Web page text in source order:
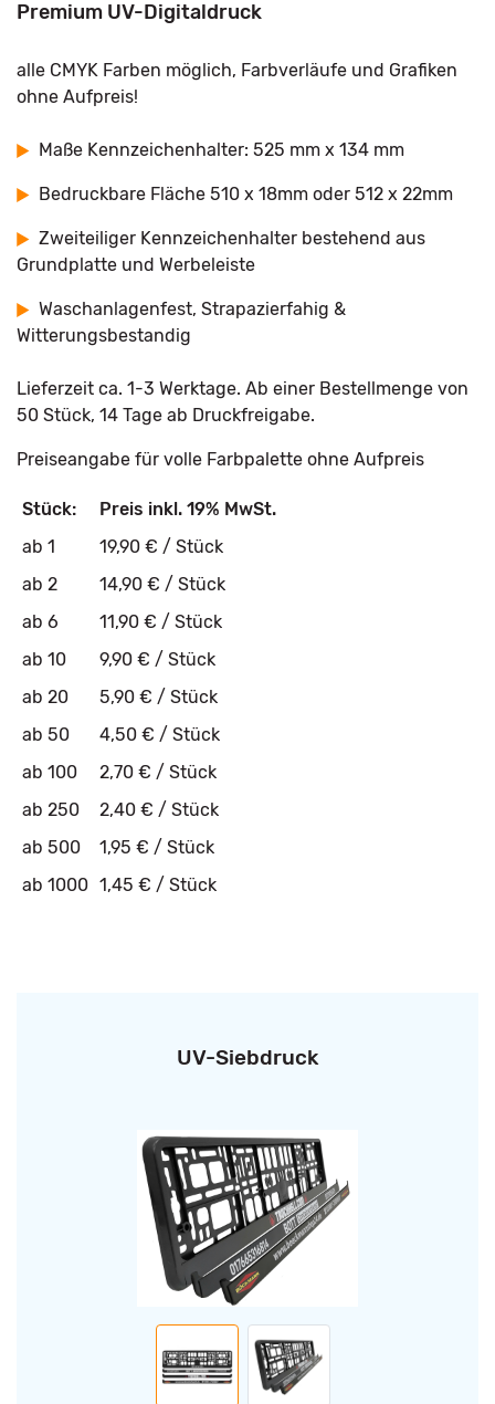
Premium UV-Digitaldruck
alle CMYK Farben möglich, Farbverläufe und Grafiken
ohne Aufpreis!
Maße Kennzeichenhalter: 525 mm x 134 mm
Bedruckbare Fläche 510 x 18mm oder 512 x 22mm
Zweiteiliger Kennzeichenhalter bestehend aus
Grundplatte und Werbeleiste
Waschanlagenfest, Strapazierfahig &
Witterungsbestandig
Lieferzeit ca. 1-3 Werktage. Ab einer Bestellmenge von
50 Stück, 14 Tage ab Druckfreigabe.
Preiseangabe für volle Farbpalette ohne Aufpreis
Stück:
Preis inkl. 19% MwSt.
ab 1
19,90 € / Stück
ab 2
14,90 € / Stück
ab 6
11,90 € / Stück
ab 10
9,90 € / Stück
ab 20
5,90 € / Stück
ab 50
4,50 € / Stück
ab 100
2,70 € / Stück
ab 250
2,40 € / Stück
ab 500
1,95 € / Stück
ab 1000 1,45 € / Stück
UV-Siebdruck